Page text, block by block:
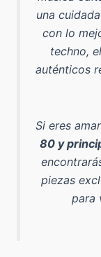
una
con lo
techno,
auténticos
Si eres
80 y
piezas
para